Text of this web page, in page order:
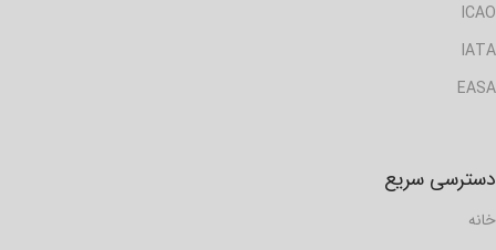
ICAO
IATA
EASA
دسترسی سریع
خانه